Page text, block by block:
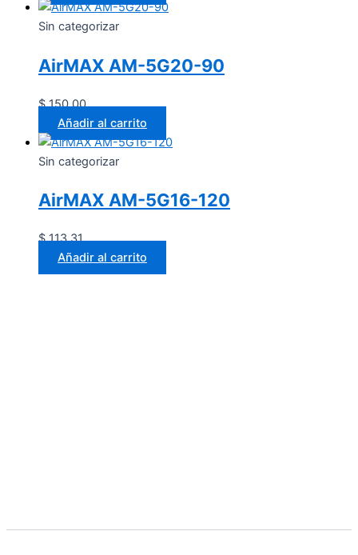
Sin categorizar
AirMAX AM-5G20-90
$150.00
Añadir al carrito
Sin categorizar
AirMAX AM-5G16-120
$113.31
Añadir al carrito